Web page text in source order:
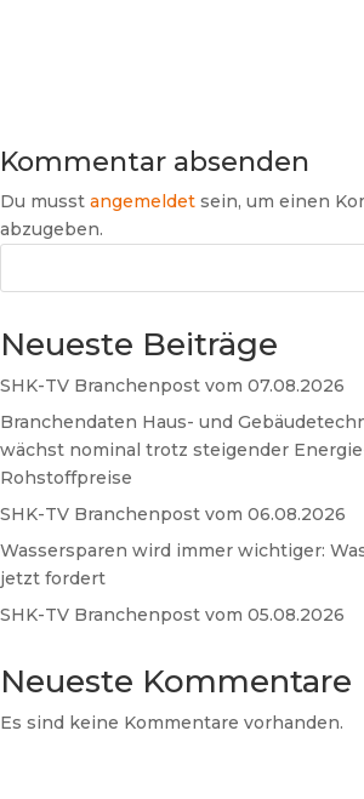
Kommentar absenden
Du musst angemeldet sein, um einen
abzugeben.
Neueste Beiträge
SHK-TV Branchenpost vom 07.08.2026
Branchendaten Haus- und
wächst nominal trotz steigender
Rohstoffpreise
SHK-TV Branchenpost vom 06.08.2026
Wassersparen wird immer wichtiger:
jetzt fordert
SHK-TV Branchenpost vom 05.08.2026
Neueste Kommentare
Es sind keine Kommentare vorhanden.